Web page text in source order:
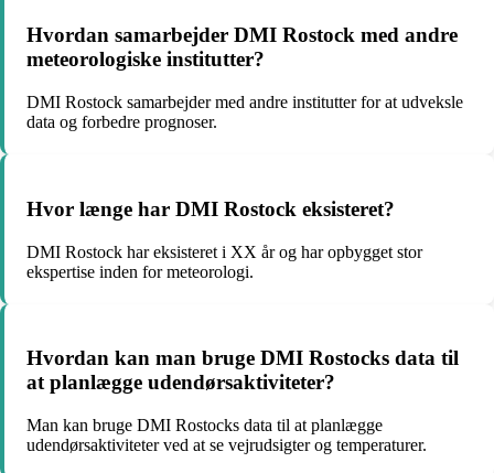
Hvordan samarbejder DMI Rostock med andre
meteorologiske institutter?
DMI Rostock samarbejder med andre institutter for at udveksle
data og forbedre prognoser.
Hvor længe har DMI Rostock eksisteret?
DMI Rostock har eksisteret i XX år og har opbygget stor
ekspertise inden for meteorologi.
Hvordan kan man bruge DMI Rostocks data til
at planlægge udendørsaktiviteter?
Man kan bruge DMI Rostocks data til at planlægge
udendørsaktiviteter ved at se vejrudsigter og temperaturer.